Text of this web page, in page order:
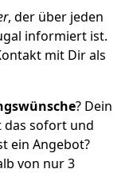
, der über jeden
informiert ist.
mit Dir als
? Dein
das sofort und
ein Angebot?
von nur3